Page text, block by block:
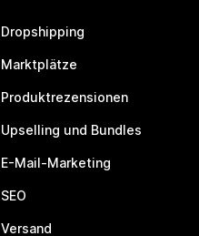
Dropshipping
Marktplätze
Produktrezensionen
Upselling und Bundles
E-Mail-Marketing
SEO
Versand